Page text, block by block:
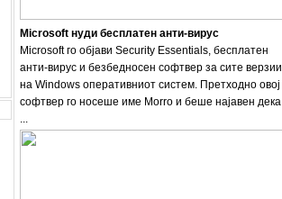
Microsoft нуди бесплатен анти-вирус
Microsoft го објави Security Essentials, бесплатен
анти-вирус и безбедносен софтвер за сите верзии
на Windows оперативниот систем. Претходно овој
софтвер го носеше име Мorro и беше најавен дека
...